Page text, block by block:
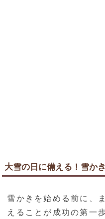
大雪の日に備える！雪か
雪かきを始める前に、
えることが成功の第一